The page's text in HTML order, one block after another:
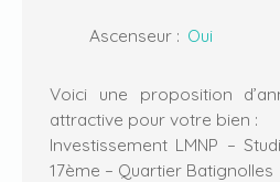
Ascenseur : Oui
Voici une proposition
attractive pour votre bien :
Investissement LMNP –
17ème – Quartier Batignolles